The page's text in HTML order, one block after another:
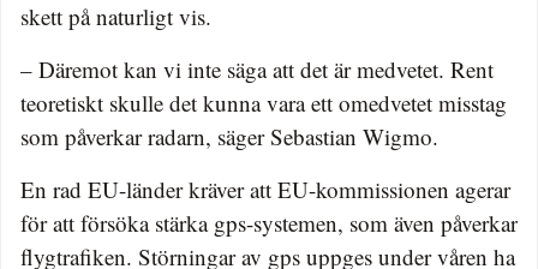
skett på naturligt vis.
– Däremot kan vi inte säga att det är medvetet. Rent
teoretiskt skulle det kunna vara ett omedvetet misstag
som påverkar radarn, säger Sebastian Wigmo.
En rad EU-länder kräver att EU-kommissionen agerar
för att försöka stärka gps-systemen, som även påverkar
flygtrafiken. Störningar av gps uppges under våren ha